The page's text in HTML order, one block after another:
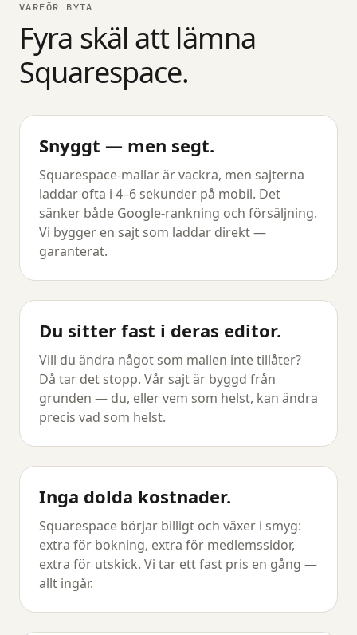
VARFÖR BYTA
Fyra skäl att lämna
Squarespace.
Snyggt — men segt.
Squarespace-mallar är vackra, men sajterna
laddar ofta i 4–6 sekunder på mobil. Det
sänker både Google-rankning och försäljning.
Vi bygger en sajt som laddar direkt —
garanterat.
Du sitter fast i deras editor.
Vill du ändra något som mallen inte tillåter?
Då tar det stopp. Vår sajt är byggd från
grunden — du, eller vem som helst, kan ändra
precis vad som helst.
Inga dolda kostnader.
Squarespace börjar billigt och växer i smyg:
extra för bokning, extra för medlemssidor,
extra för utskick. Vi tar ett fast pris en gång —
allt ingår.